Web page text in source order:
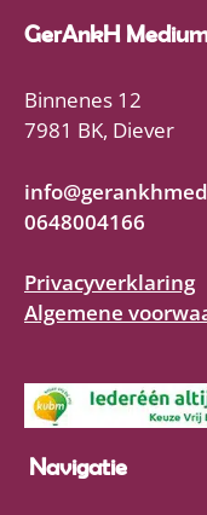
GerAnkH
Binnenes 12
7981 BK, Diever
0648004166
Privacyverklaring
Algemene
Navigatie